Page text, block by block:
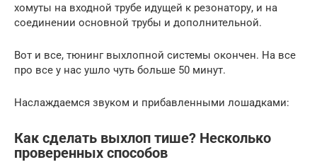
хомуты на входной трубе идущей к резонатору, и на
соединении основной трубы и дополнительной.
Вот и все, тюнинг выхлопной системы окончен. На все
про все у нас ушло чуть больше 50 минут.
Наслаждаемся звуком и прибавленными лошадками:
Как сделать выхлоп тише? Несколько
проверенных способов